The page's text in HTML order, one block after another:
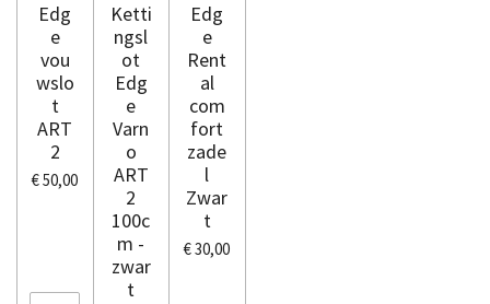
Edg
e
vou
wslo
t
ART
2
€ 50,00
Ketti
ngsl
ot
Edg
e
Varn
o
ART
2
100c
m -
zwar
t
Edg
e
Rent
al
com
fort
zade
l
Zwar
t
€ 30,00